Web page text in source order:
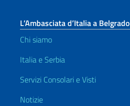
L’Ambasciata d’Italia a Belgrado
Chi siamo
Italia e Serbia
Servizi Consolari e Visti
Notizie